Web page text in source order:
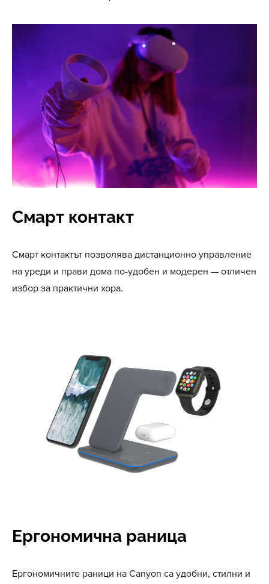
Смарт контакт
Смарт контактът позволява дистанционно управление
на уреди и прави дома по-удобен и модерен — отличен
избор за практични хора.
Ергономична раница
Ергономичните раници на Canyon са удобни, стилни и